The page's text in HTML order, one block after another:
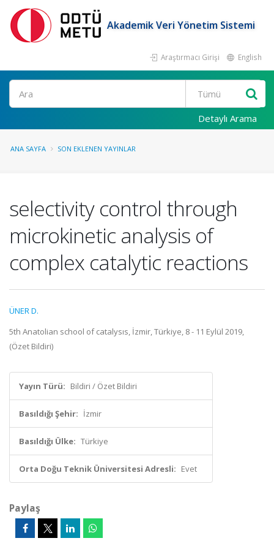
Akademik Veri Yönetim Sistemi
Araştırmacı Girişi English
Ara
Detaylı Arama
ANA SAYFA SON EKLENEN YAYINLAR
selectivity control through
microkinetic analysis of
complex catalytic reactions
ÜNER D.
5th Anatolian school of catalysıs, İzmir, Türkiye, 8 - 11 Eylül 2019,
(Özet Bildiri)
Yayın Türü: Bildiri / Özet Bildiri
Basıldığı Şehir: İzmir
Basıldığı Ülke: Türkiye
Orta Doğu Teknik Üniversitesi Adresli: Evet
Paylaş